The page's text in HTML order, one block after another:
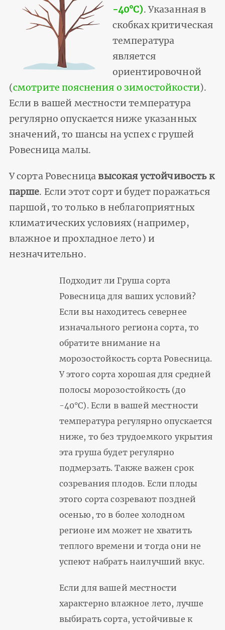
-40°С). Указанная в
скобках критическая
температура
является
ориентировочной
(смотрите пояснения о зимостойкости).
Если в вашей местности температура
регулярно опускается ниже указанных
значений, то шансы на успех с грушей
Ровесница малы.
У сорта Ровесница высокая устойчивость к
парше. Если этот сорт и будет поражаться
паршой, то только в неблагоприятных
климатических условиях (например,
влажное и прохладное лето) и
незначительно.
Подходит ли Груша сорта
Ровесница для ваших условий?
Если вы находитесь севернее
изначального региона сорта, то
обратите внимание на
морозостойкость сорта Ровесница.
У этого сорта хорошая для средней
полосы морозостойкость (до
-40°С). Если в вашей местности
температура регулярно опускается
ниже, то без трудоемкого укрытия
эта груша будет регулярно
подмерзать. Также важен срок
созревания плодов. Если плоды
этого сорта созревают поздней
осенью, то в более холодном
регионе им может не хватить
теплого времени и тогда они не
успеют набрать наилучший вкус.
Если для вашей местности
характерно влажное лето, лучше
выбирать сорта, устойчивые к